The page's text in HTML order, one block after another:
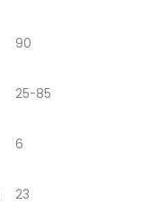
90
25-85
6
23